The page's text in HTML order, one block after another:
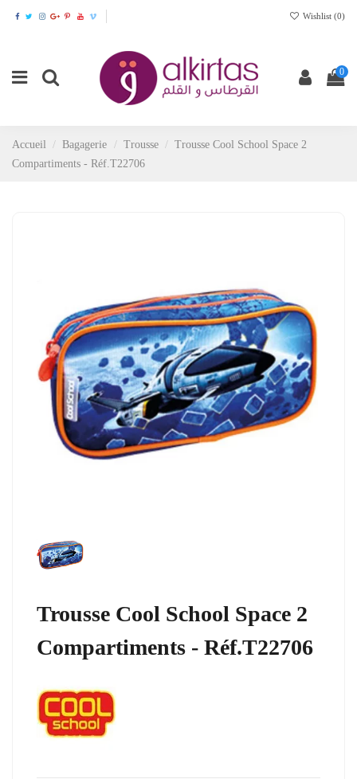
Wishlist (0)
0
Accueil Bagagerie Trousse
Trousse Cool School Space 2
Compartiments - Réf.T22706
Trousse Cool School Space 2
Compartiments - Réf.T22706